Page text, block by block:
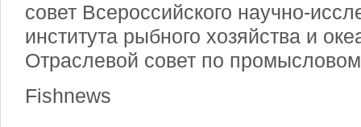
совет Всероссийского научно-
института рыбного хозяйства и
Отраслевой совет по
Fishnews